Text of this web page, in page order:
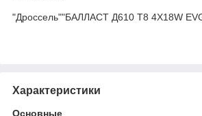
"Дроссель""БАЛЛАСТ Д610 Т8 4Х18W
Характеристики
Основные